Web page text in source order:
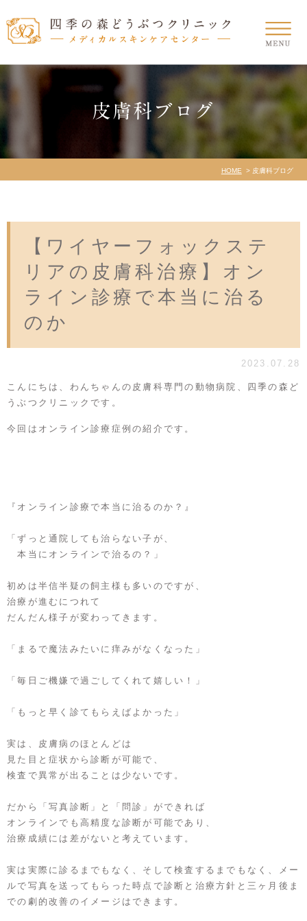
皮膚科ブログ
HOME 皮膚科ブログ
【ワイヤーフォックステ
リアの皮膚科治療】オン
ライン診療で本当に治る
のか
2023.07.28
こんにちは、わんちゃんの皮膚科専門の動物病院、四季の森ど
うぶつクリニックです。
今回はオンライン診療症例の紹介です。
『オンライン診療で本当に治るのか？』
「ずっと通院しても治らない子が、
本当にオンラインで治るの？」
初めは半信半疑の飼主様も多いのですが、
治療が進むにつれて
だんだん様子が変わってきます。
「まるで魔法みたいに痒みがなくなった」
「毎日ご機嫌で過ごしてくれて嬉しい！」
「もっと早く診てもらえばよかった」
実は、皮膚病のほとんどは
見た目と症状から診断が可能で、
検査で異常が出ることは少ないです。
だから「写真診断」と「問診」ができれば
オンラインでも高精度な診断が可能であり、
治療成績には差がないと考えています。
実は実際に診るまでもなく、そして検査するまでもなく、メー
ルで写真を送ってもらった時点で診断と治療方針と三ヶ月後ま
での劇的改善のイメージはできます。